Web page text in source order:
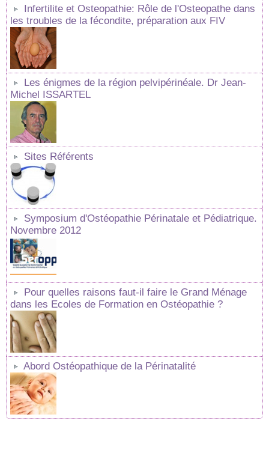
Infertilite et Osteopathie: Rôle de l'Osteopathe dans
les troubles de la fécondite, préparation aux FIV
Les énigmes de la région pelvipérinéale. Dr Jean-
Michel ISSARTEL
Sites Référents
Symposium d'Ostéopathie Périnatale et Pédiatrique.
Novembre 2012
Pour quelles raisons faut-il faire le Grand Ménage
dans les Ecoles de Formation en Ostéopathie ?
Abord Ostéopathique de la Périnatalité